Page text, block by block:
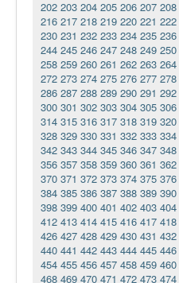
202 203 204 205 206 207 208
216 217 218 219 220 221 222
230 231 232 233 234 235 236
244 245 246 247 248 249 250
258 259 260 261 262 263 264
272 273 274 275 276 277 278
286 287 288 289 290 291 292
300 301 302 303 304 305 306
314 315 316 317 318 319 320
328 329 330 331 332 333 334
342 343 344 345 346 347 348
356 357 358 359 360 361 362
370 371 372 373 374 375 376
384 385 386 387 388 389 390
398 399 400 401 402 403 404
412 413 414 415 416 417 418
426 427 428 429 430 431 432
440 441 442 443 444 445 446
454 455 456 457 458 459 460
468 469 470 471 472 473 474